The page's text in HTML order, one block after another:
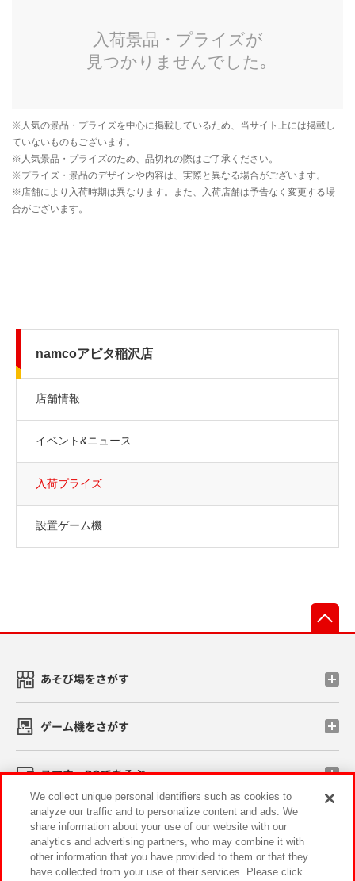
namcoアピタ稲沢店
店舗情報
イベント&ニュース
入荷プライズ
設置ゲーム機
あそび場をさがす
ゲーム機をさがす
スマホ・PCであそぶ
イベント・キャンペーン
We collect unique personal identifiers such as cookies to
analyze our traffic and to personalize content and ads. We
share information about your use of our website with our
analytics and advertising partners, who may combine it with
other information that you have provided to them or that they
have collected from your use of their services. Please click